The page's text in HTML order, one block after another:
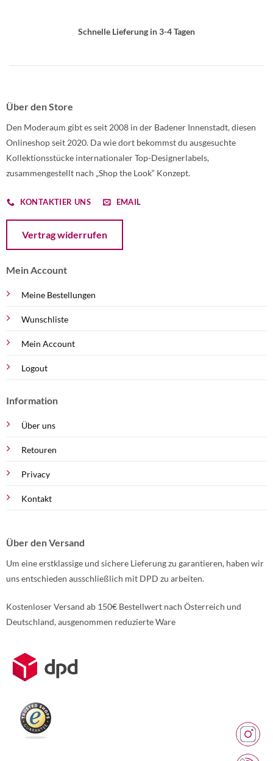
Schnelle Lieferung in 3-4 Tagen
Über den Store
Den Moderaum gibt es seit 2008 in der Badener Innenstadt, diesen
Onlineshop seit 2020. Da wie dort bekommst du ausgesuchte
Kollektionsstücke internationaler Top-Designerlabels,
zusammengestellt nach „Shop the Look“ Konzept.
KONTAKTIER UNS EMAIL
Vertrag widerrufen
Mein Account
Meine Bestellungen
Wunschliste
Mein Account
Logout
Information
Über uns
Retouren
Privacy
Kontakt
Über den Versand
Um eine erstklassige und sichere Lieferung zu garantieren, haben wir
uns entschieden ausschließlich mit DPD zu arbeiten.
Kostenloser Versand ab 150€ Bestellwert nach Österreich und
Deutschland, ausgenommen reduzierte Ware
Weitere Informationen über den gesperrten Inhalt.